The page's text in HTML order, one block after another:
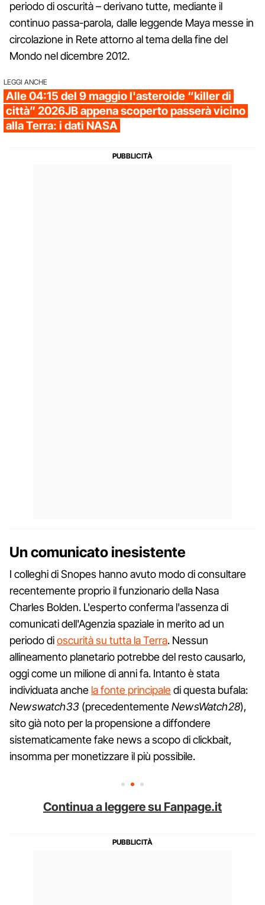
periodo di oscurità – derivano tutte, mediante il
continuo passa-parola, dalle leggende Maya messe in
circolazione in Rete attorno al tema della fine del
Mondo nel dicembre 2012.
LEGGI ANCHE
Alle 04:15 del 9 maggio l'asteroide “killer di
città” 2026JB appena scoperto passerà vicino
alla Terra: i dati NASA
Un comunicato inesistente
I colleghi di Snopes hanno avuto modo di consultare
recentemente proprio il funzionario della Nasa
Charles Bolden. L'esperto conferma l'assenza di
comunicati dell'Agenzia spaziale in merito ad un
periodo dioscurità su tutta la Terra. Nessun
allineamento planetario potrebbe del resto causarlo,
oggi come un milione di anni fa. Intanto è stata
individuata anche la fonte principaledi questa bufala:
Newswatch33 (precedentementeNewsWatch28),
sito già noto per la propensione a diffondere
sistematicamente fake news a scopo di clickbait,
insomma per monetizzare il più possibile.
Continua a leggere su Fanpage.it